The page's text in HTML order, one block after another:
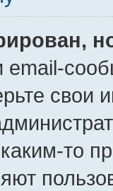
email-
свои
то